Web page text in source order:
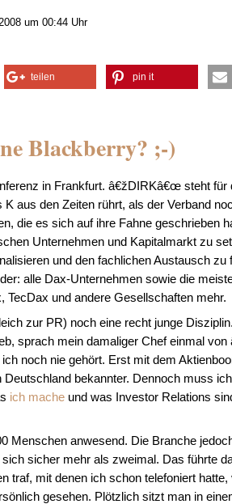
um 00:44 Uhr
teilen pin it
Blackberry? ;-)
in Frankfurt. â€žDIRKâ€œ steht für
K aus den Zeiten rührt, als der Verband
die es sich auf ihre Fahne geschrieben
Unternehmen und Kapitalmarkt zu
und den fachlichen Austausch zu
alle Dax-Unternehmen sowie die
und andere Gesellschaften mehr.
zur PR) noch eine recht junge
sprach mein damaliger Chef einmal von
noch nie gehört. Erst mit dem
bekannter. Dennoch muss
ich mache und was Investor Relations
Menschen anwesend. Die Branche
sicher mehr als zweimal. Das führte
traf, mit denen ich schon telefoniert hatte,
gesehen. Plötzlich sitzt man in